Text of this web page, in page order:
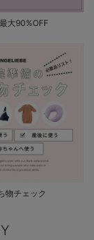
大90%OFF
物チェック